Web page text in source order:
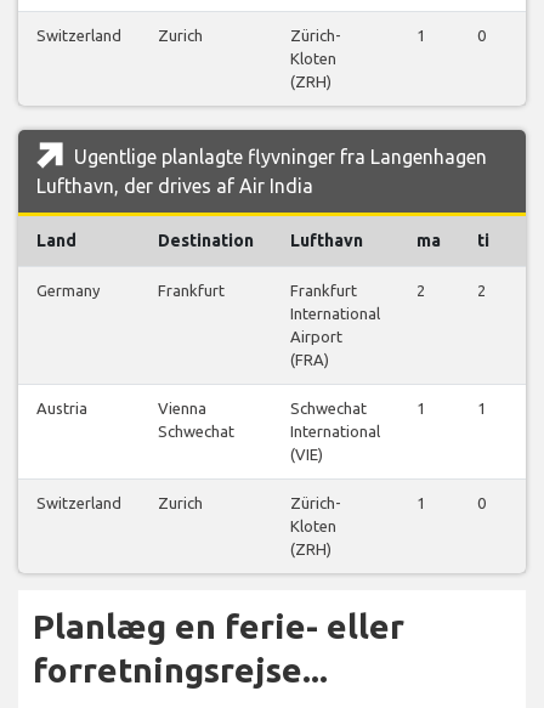
Switzerland Zurich
Zürich-
Kloten
(ZRH)
1 0
Ugentlige planlagte flyvninger fra Langenhagen
Lufthavn, der drives af Air India
Land Destination Lufthavn ma ti
Germany Frankfurt
Frankfurt
International
Airport
(FRA)
2 2
Austria
Vienna
Schwechat
Schwechat
International
(VIE)
1 1
Switzerland Zurich
Zürich-
Kloten
(ZRH)
1 0
Planlæg en ferie- eller
forretningsrejse...